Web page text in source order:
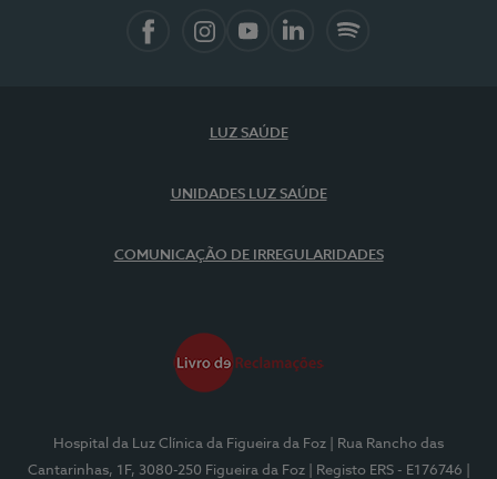
LUZ SAÚDE
UNIDADES LUZ SAÚDE
COMUNICAÇÃO DE IRREGULARIDADES
Hospital da Luz Clínica da Figueira da Foz
| Rua Rancho das
Cantarinhas, 1F, 3080-250 Figueira da Foz
| Registo ERS - E176746